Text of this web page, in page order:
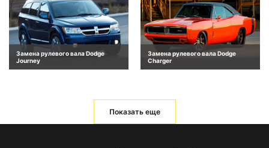
Замена рулевого вала Dodge
Journey
Замена рулевого вала Dodge
Charger
Показать еще